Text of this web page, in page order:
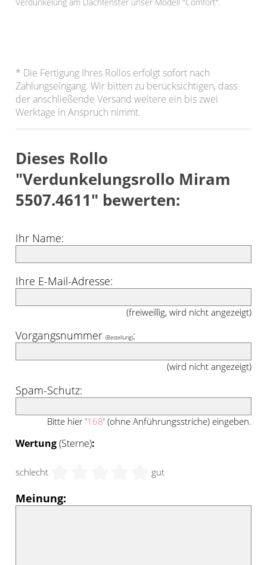
Verdunkelung am Dachfenster unser Modell "Comfort".
* Die Fertigung Ihres Rollos erfolgt sofort nach
Zahlungseingang. Wir bitten zu berücksichtigen, dass
der anschließende Versand weitere ein bis zwei
Werktage in Anspruch nimmt.
Dieses Rollo
"Verdunkelungsrollo Miram
5507.4611" bewerten:
Ihr Name:
Ihre E-Mail-Adresse:
(freiweillig, wird nicht angezeigt)
Vorgangsnummer(Bestellung):
(wird nicht angezeigt)
Spam-Schutz:
Bitte hier '168' (ohne Anführungsstriche) eingeben.
Wertung(Sterne):
schlecht gut
Meinung: